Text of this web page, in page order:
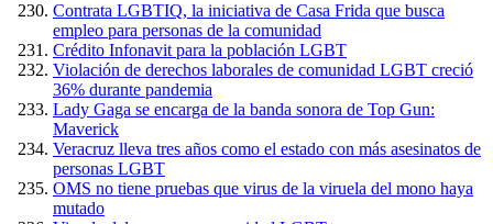
Contrata LGBTIQ, la iniciativa de Casa Frida que busca
empleo para personas de la comunidad
Crédito Infonavit para la población LGBT
Violación de derechos laborales de comunidad LGBT creció
36% durante pandemia
Lady Gaga se encarga de la banda sonora de Top Gun:
Maverick
Veracruz lleva tres años como el estado con más asesinatos de
personas LGBT
OMS no tiene pruebas que virus de la viruela del mono haya
mutado